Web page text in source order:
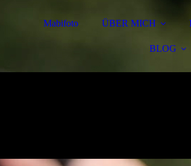
Mabifoto ÜBER MICH
BLOG